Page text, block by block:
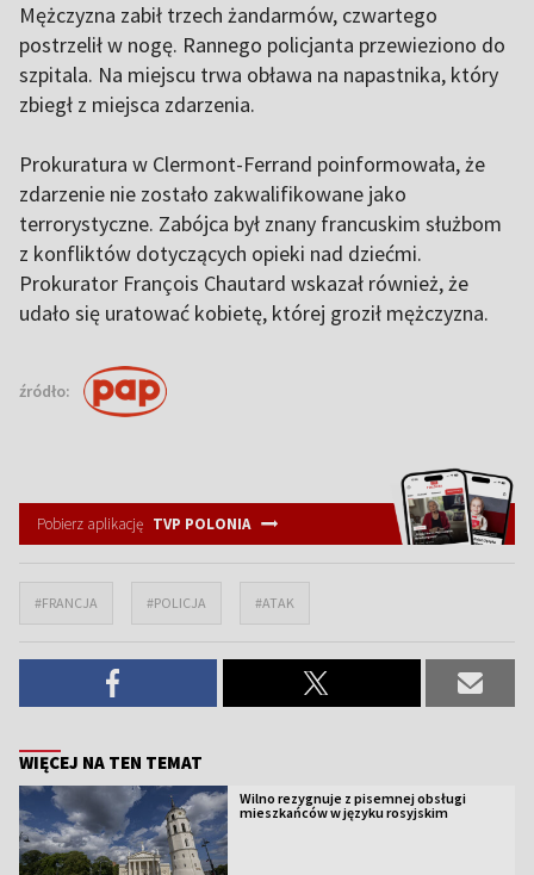
Mężczyzna zabił trzech żandarmów, czwartego
postrzelił w nogę. Rannego policjanta przewieziono do
szpitala. Na miejscu trwa obława na napastnika, który
zbiegł z miejsca zdarzenia.
Prokuratura w Clermont-Ferrand poinformowała, że
zdarzenie nie zostało zakwalifikowane jako
terrorystyczne. Zabójca był znany francuskim służbom
z konfliktów dotyczących opieki nad dziećmi.
Prokurator François Chautard wskazał również, że
udało się uratować kobietę, której groził mężczyzna.
źródło:
Pobierz aplikację TVP POLONIA
#FRANCJA #POLICJA #ATAK
WIĘCEJ NA TEN TEMAT
Wilno rezygnuje z pisemnej obsługi
mieszkańców w języku rosyjskim